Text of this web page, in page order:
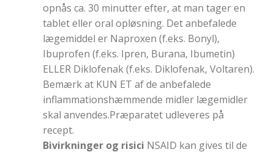
opnås ca. 30 minutter efter, at man tager en
tablet eller oral opløsning. Det anbefalede
lægemiddel er Naproxen (f.eks. Bonyl),
Ibuprofen (f.eks. Ipren, Burana, Ibumetin)
ELLER Diklofenak (f.eks. Diklofenak, Voltaren).
Bemærk at KUN ET af de anbefalede
inflammationshæmmende midler lægemidler
skal anvendes.Præparatet udleveres på
recept.
Bivirkninger og risici NSAID kan gives til de